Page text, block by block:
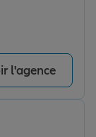
l'agence